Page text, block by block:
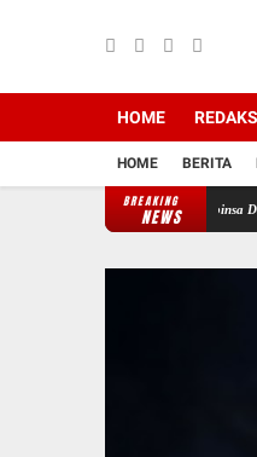
HOME
HOME BERITA
BREAKING
NEWS
Musim Tanam, Babinsa Datang